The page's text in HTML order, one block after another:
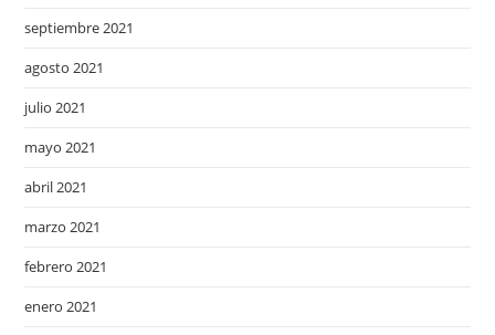
septiembre 2021
agosto 2021
julio 2021
mayo 2021
abril 2021
marzo 2021
febrero 2021
enero 2021